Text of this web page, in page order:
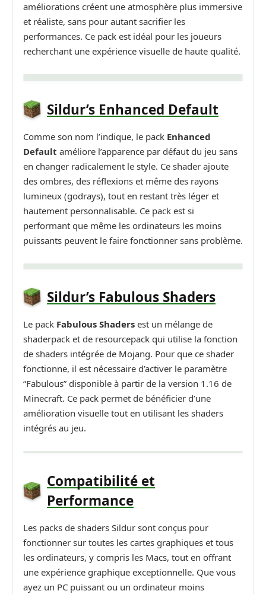
améliorations créent une atmosphère plus immersive
et réaliste, sans pour autant sacrifier les
performances. Ce pack est idéal pour les joueurs
recherchant une expérience visuelle de haute qualité.
Sildur’s Enhanced Default
Comme son nom l’indique, le pack Enhanced
Default améliore l’apparence par défaut du jeu sans
en changer radicalement le style. Ce shader ajoute
des ombres, des réflexions et même des rayons
lumineux (godrays), tout en restant très léger et
hautement personnalisable. Ce pack est si
performant que même les ordinateurs les moins
puissants peuvent le faire fonctionner sans problème.
Sildur’s Fabulous Shaders
Le pack Fabulous Shaders est un mélange de
shaderpack et de resourcepack qui utilise la fonction
de shaders intégrée de Mojang. Pour que ce shader
fonctionne, il est nécessaire d’activer le paramètre
“Fabulous” disponible à partir de la version 1.16 de
Minecraft. Ce pack permet de bénéficier d’une
amélioration visuelle tout en utilisant les shaders
intégrés au jeu.
Compatibilité et
Performance
Les packs de shaders Sildur sont conçus pour
fonctionner sur toutes les cartes graphiques et tous
les ordinateurs, y compris les Macs, tout en offrant
une expérience graphique exceptionnelle. Que vous
ayez un PC puissant ou un ordinateur moins